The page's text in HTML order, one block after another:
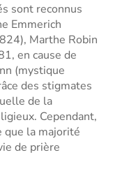
sont reconnus
Emmerich
Marthe Robin
en cause de
(mystique
des stigmates
de la
Cependant,
que la majorité
de prière